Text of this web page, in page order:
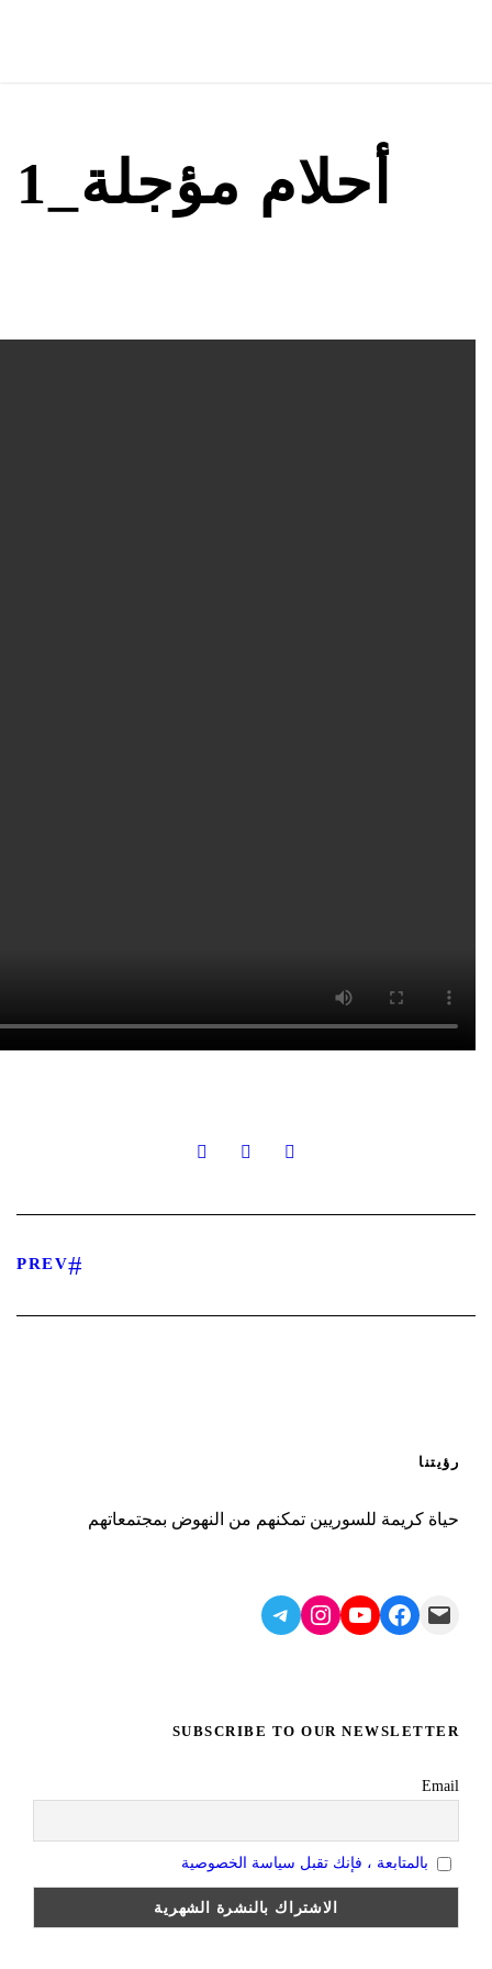
أحلام مؤجلة_1
PREV
رؤيتنا
حياة كريمة للسوريين تمكنهم من النهوض بمجتمعاتهم
Mail
Facebook
YouTube
Instagram
Telegram
SUBSCRIBE TO OUR NEWSLETTER
Email
بالمتابعة ، فإنك تقبل سياسة الخصوصية